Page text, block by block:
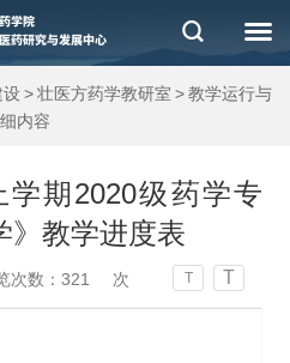
>壮医方药学教研室 >教学运行与
内容
学期2020级药学专
》教学进度表
次数： 321 次 T T